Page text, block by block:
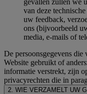
van deze
uw feedback,
ons (bijvoorbeeld
media, e-mails of
De persoonsgegevens
Website gebruikt of
informatie verstrekt, zijn
privacyrechten die in
2. WIE VERZAMELT UW